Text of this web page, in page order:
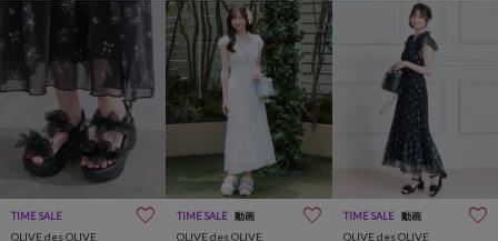
TIME SALE
OLIVE des OLIVE
TIME SALE 動画
OLIVE des OLIVE
TIME SALE 動画
OLIVE des OLIVE